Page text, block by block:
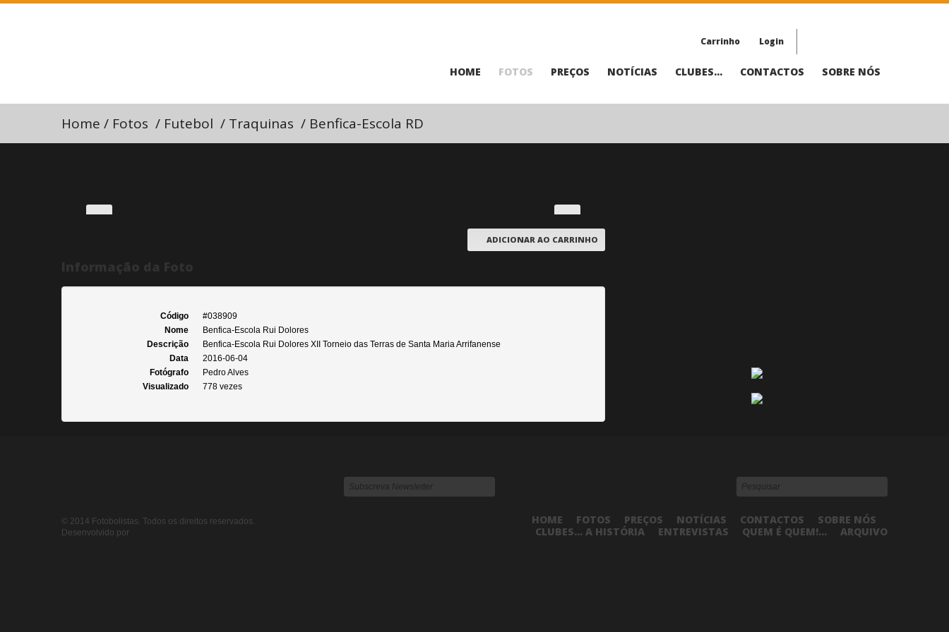
Carrinho Login
HOME FOTOS PREÇOS NOTÍCIAS CLUBES... CONTACTOS SOBRE NÓS
Home / Fotos / Futebol / Traquinas / Benfica-Escola RD
ADICIONAR AO CARRINHO
Código
#038909
Nome
Benfica-Escola Rui Dolores
Descrição
Benfica-Escola Rui Dolores XII Torneio das Terras de Santa Maria Arrifanense
Data
2016-06-04
Fotógrafo
Pedro Alves
Visualizado
778 vezes
© 2014 Fotobolistas. Todos os direitos reservados.
Desenvolvido por
HOME FOTOS PREÇOS NOTÍCIAS CONTACTOS
SOBRE NÓS
CLUBES... A HISTÓRIA
ENTREVISTAS QUEM É QUEM!... ARQUIVO